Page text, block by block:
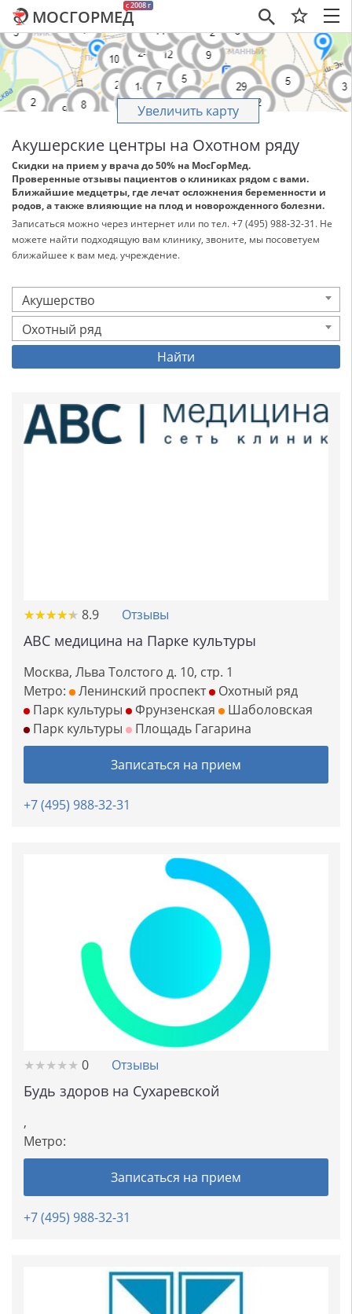
×
c 2008 г
МОСГОРМЕД
Увеличить карту
Акушерские центры на Охотном ряду
Скидки на прием у врача до 50% на МосГорМед.
Проверенные отзывы пациентов о клиниках рядом с вами.
Ближайшие медцетры, где лечат осложнения беременности и
родов, а также влияющие на плод и новорожденного болезни.
Записаться можно через интернет или по тел. +7 (495) 988-32-31. Не
можете найти подходящую вам клинику, звоните, мы посоветуем
ближайшее к вам мед. учреждение.
Акушерство
Охотный ряд
Найти
★★★★★
★★★★★ 8.9 Отзывы
ABC медицина на Парке культуры
Москва, Льва Толстого д. 10, стр. 1
Метро:
Ленинский проспект
Охотный ряд
Парк культуры
Фрунзенская
Шаболовская
Парк культуры
Площадь Гагарина
Записаться на прием
+7 (495) 988-32-31
★★★★★
★★★★★ 0 Отзывы
Будь здоров на Сухаревской
,
Метро:
Записаться на прием
+7 (495) 988-32-31